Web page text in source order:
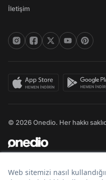
İletişim
© 2026 Onedio. Her hakkı
Bir